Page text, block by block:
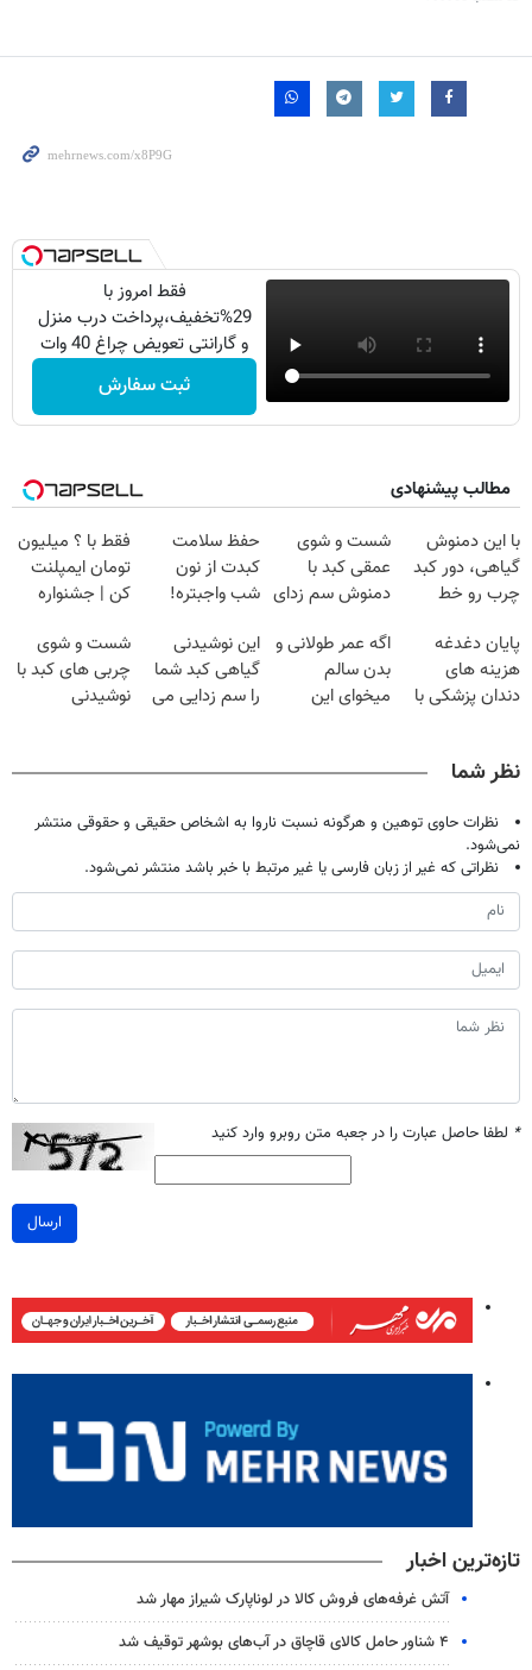
فقط امروز با
29%تخفیف،پرداخت درب منزل
و گارانتی تعویض چراغ 40 وات
بخر
ثبت سفارش
مطالب پیشنهادی
با این دمنوش
گیاهی، دور کبد
چرب رو خط
شست و شوی
عمقی کبد با
دمنوش سم زدای
حفظ سلامت
کبدت از نون
شب واجبتره!
فقط با ؟ میلیون
تومان ایمپلنت
کن | جشنواره
پایان دغدغه
هزینه های
دندان پزشکی با
اگه عمر طولانی و
بدن سالم
میخوای این
این نوشیدنی
گیاهی کبد شما
را سم زدایی می
شست و شوی
چربی های کبد با
نوشیدنی
نظر شما
نظرات حاوی توهین و هرگونه نسبت ناروا به اشخاص حقیقی و حقوقی منتشر
نمی‌شود.
نظراتی که غیر از زبان فارسی یا غیر مرتبط با خبر باشد منتشر نمی‌شود.
* لطفا حاصل عبارت را در جعبه متن روبرو وارد کنید
ارسال
تازه‌ترین اخبار
آتش غرفه‌های فروش کالا در لوناپارک شیراز مهار شد
۴ شناور حامل کالای قاچاق در آب‌های بوشهر توقیف شد